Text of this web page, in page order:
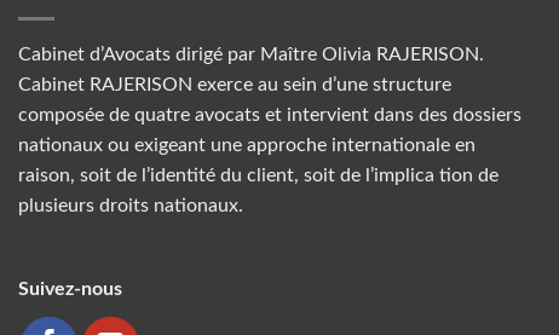
Cabinet d’Avocats dirigé par Maître Olivia RAJERISON.
Cabinet RAJERISON exerce au sein d’une structure
composée de quatre avocats et intervient dans des dossiers
nationaux ou exigeant une approche internationale en
raison, soit de l’identité du client, soit de l’implica tion de
plusieurs droits nationaux.
Suivez-nous